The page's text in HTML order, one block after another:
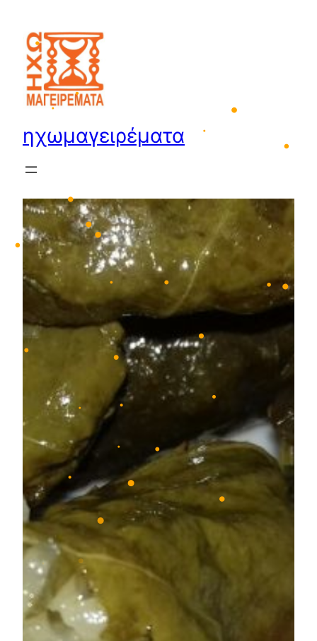
•
•
•
•
•
•
•
•
•
•
•
περιεχόμενο
ηχωμαγειρέματα